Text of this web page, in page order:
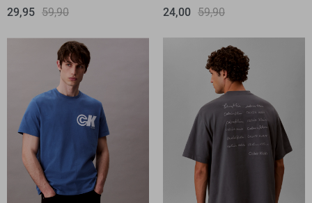
29,95 59,90
24,00 59,90